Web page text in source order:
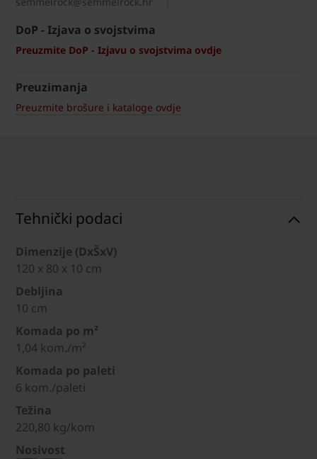
DoP - Izjava o svojstvima
Preuzmite DoP - Izjavu o svojstvima ovdje
Preuzimanja
Preuzmite brošure i kataloge ovdje
Tehnički podaci
Dimenzije (DxŠxV)
120 x 80 x 10 cm
Debljina
10 cm
Komada po m²
1,04 kom./m²
Komada po paleti
6 kom./paleti
Težina
220,80 kg/kom
Nosivost